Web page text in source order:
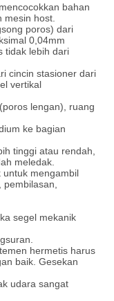
bahan
host.
poros) dari
0,04mm
tidak lebih dari
cincin stasioner dari
vertikal
lengan), ruang
ke bagian
tinggi atau rendah,
meledak.
untuk mengambil
segel mekanik
hermetis harus
baik. Gesekan
udara sangat